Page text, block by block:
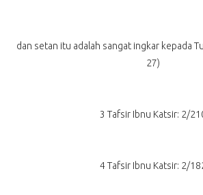
dan setan itu adalah sangat ingkar kepada
27)
3 Tafsir Ibnu Katsir: 2/
4 Tafsir Ibnu Katsir: 2/